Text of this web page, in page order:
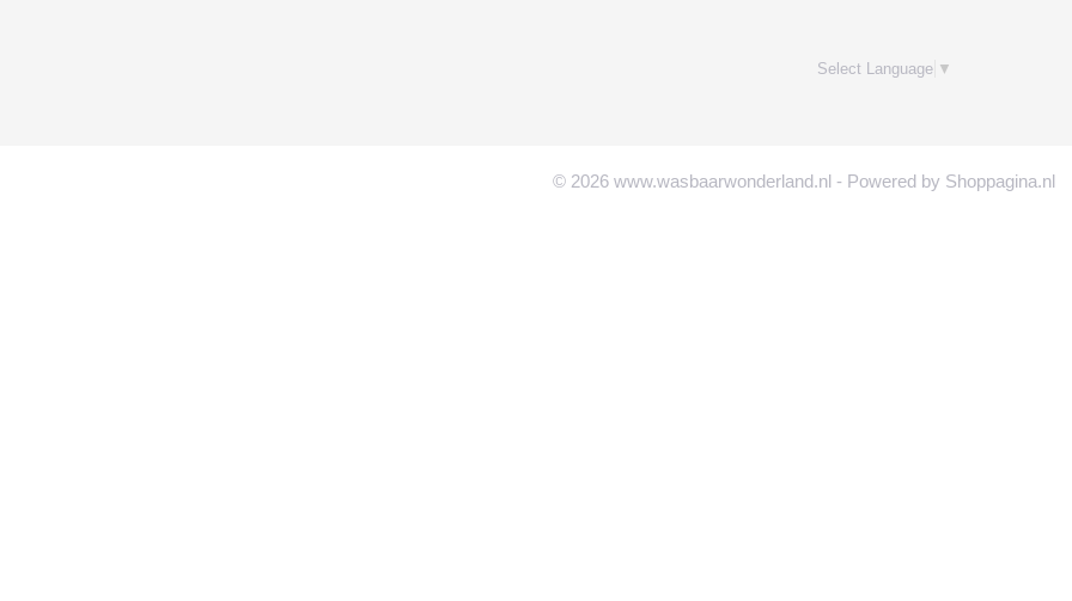
Select Language ▼
© 2026 www.wasbaarwonderland.nl - Powered by Shoppagina.nl